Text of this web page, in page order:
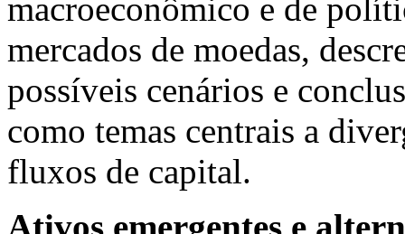
macroeconômico e de
mercados de moedas,
possíveis cenários e
como temas centrais a
fluxos de capital.
Ativos emergentes e